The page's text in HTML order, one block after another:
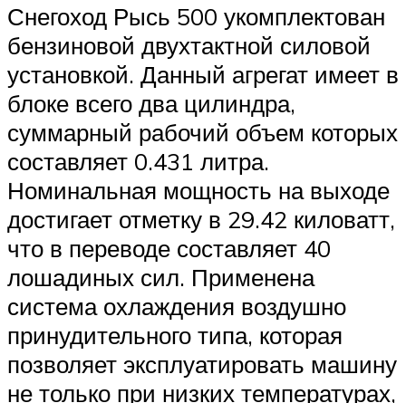
Снегоход Рысь 500 укомплектован
бензиновой двухтактной силовой
установкой. Данный агрегат имеет в
блоке всего два цилиндра,
суммарный рабочий объем которых
составляет 0.431 литра.
Номинальная мощность на выходе
достигает отметку в 29.42 киловатт,
что в переводе составляет 40
лошадиных сил. Применена
система охлаждения воздушно
принудительного типа, которая
позволяет эксплуатировать машину
не только при низких температурах,